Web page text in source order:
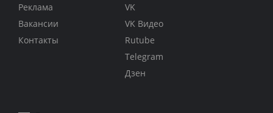
Реклама
Вакансии
Контакты
VK
VK Видео
Rutube
Telegram
Дзен